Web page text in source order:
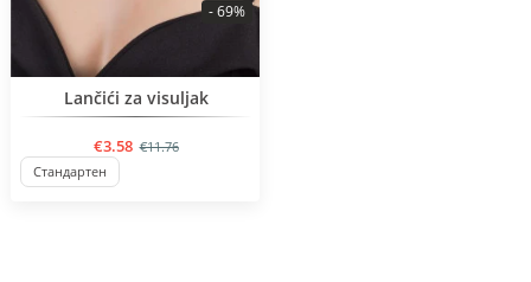
BESTSELLER
Lančići za visuljak
€3.58 €11.76
- 69%
Стандартен